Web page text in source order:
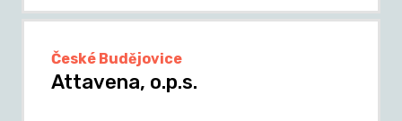
České Budějovice
Attavena, o.p.s.